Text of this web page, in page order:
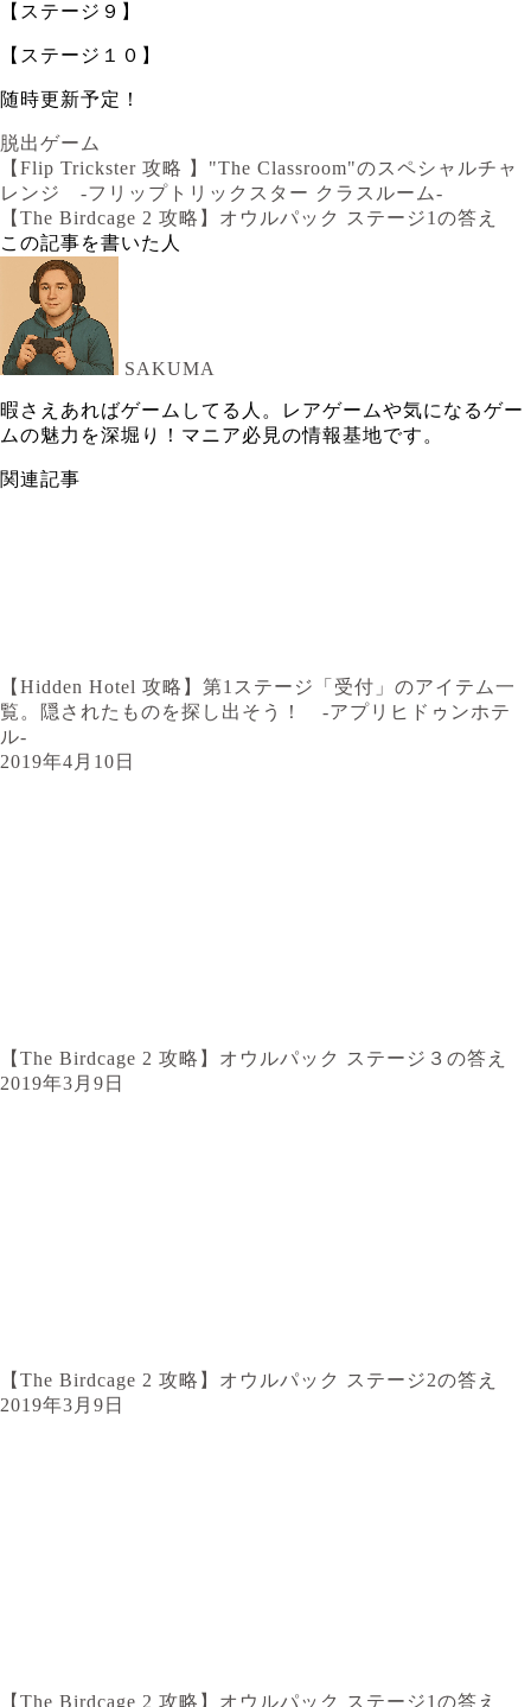
【ステージ９】
【ステージ１０】
随時更新予定！
脱出ゲーム
【Flip Trickster 攻略 】"The Classroom"のスペシャルチャ
レンジ -フリップトリックスター クラスルーム-
【The Birdcage 2 攻略】オウルパック ステージ1の答え
この記事を書いた人
SAKUMA
暇さえあればゲームしてる人。レアゲームや気になるゲー
ムの魅力を深堀り！マニア必見の情報基地です。
関連記事
【Hidden Hotel 攻略】第1ステージ「受付」のアイテム一
覧。隠されたものを探し出そう！ -アプリヒドゥンホテ
ル-
2019年4月10日
【The Birdcage 2 攻略】オウルパック ステージ３の答え
2019年3月9日
【The Birdcage 2 攻略】オウルパック ステージ2の答え
2019年3月9日
【The Birdcage 2 攻略】オウルパック ステージ1の答え